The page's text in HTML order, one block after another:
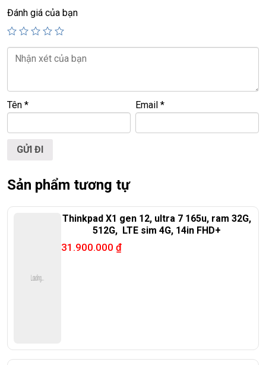
Giá:15,9tr
💻LAPTOP TRIỀU PHÁT • UY TÍN • CHẤT LƯỢNG • GIÁ
📞Hotline / Zalo:
0939.008.008 – 0938.078.389
Website:
cam kết chính hãng 100%
Đánh giá của bạn
Tên * Email*
Sản phẩm tương tự
Thinkpad X1 gen 12, ultra 7 165u, ram 32G,
512G, LTE sim 4G, 14in FHD+
31.900.000 ₫